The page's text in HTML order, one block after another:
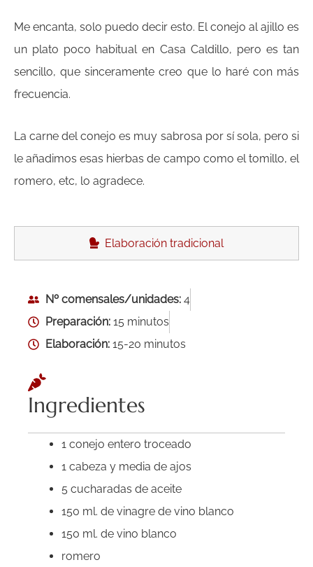
Me encanta, solo puedo decir esto. El conejo al ajillo es
un plato poco habitual en Casa Caldillo, pero es tan
sencillo, que sinceramente creo que lo haré con más
frecuencia.
La carne del conejo es muy sabrosa por sí sola, pero si
le añadimos esas hierbas de campo como el tomillo, el
romero, etc, lo agradece.
Elaboración tradicional
Nº comensales/unidades: 4
Preparación: 15 minutos
Elaboración: 15-20 minutos
Ingredientes
1 conejo entero troceado
1 cabeza y media de ajos
5 cucharadas de aceite
150 ml. de vinagre de vino blanco
150 ml. de vino blanco
romero